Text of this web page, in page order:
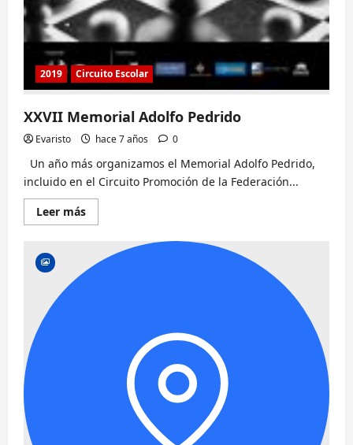
2019 Circuito Escolar
XXVII Memorial Adolfo Pedrido
Evaristo hace 7 años 0
Un año más organizamos el Memorial Adolfo Pedrido,
incluido en el Circuito Promoción de la Federación...
Leer másLee
más
Memorial
Adolfo
Pedrido